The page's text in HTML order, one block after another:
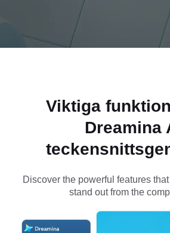
med inbyggda verktyg—ingen
Viktiga
Dreamina
Discover the powerful features
stand out from the